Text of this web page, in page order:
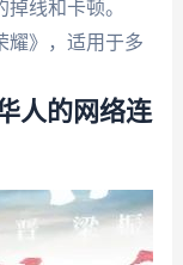
线和卡顿。
耀》，适用于多
人的网络连